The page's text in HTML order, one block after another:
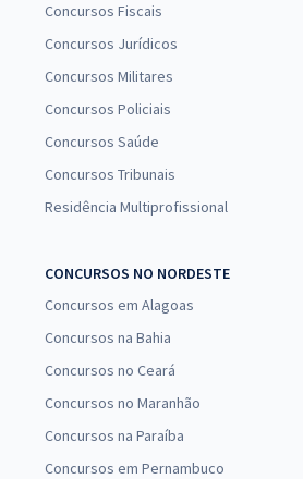
Concursos Fiscais
Concursos Jurídicos
Concursos Militares
Concursos Policiais
Concursos Saúde
Concursos Tribunais
Residência Multiprofissional
CONCURSOS NO NORDESTE
Concursos em Alagoas
Concursos na Bahia
Concursos no Ceará
Concursos no Maranhão
Concursos na Paraíba
Concursos em Pernambuco